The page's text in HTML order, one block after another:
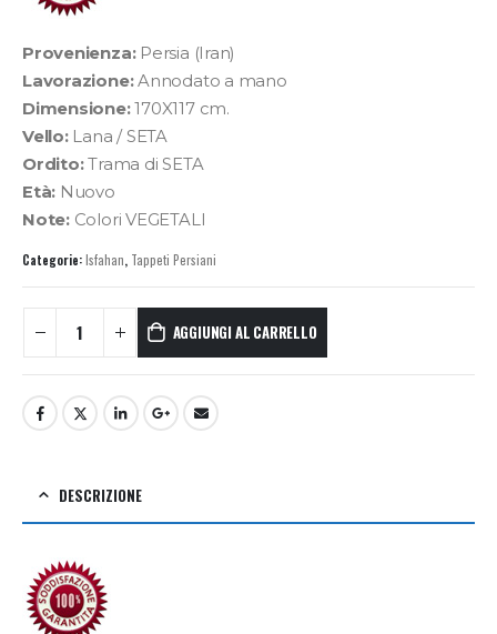
Provenienza:Persia (Iran)
Lavorazione:Annodato a mano
Dimensione:170X117 cm.
Vello: Lana / SETA
Ordito:Trama di SETA
Età: Nuovo
Note:Colori VEGETALI
Categorie:Isfahan, Tappeti Persiani
AGGIUNGI AL CARRELLO
DESCRIZIONE